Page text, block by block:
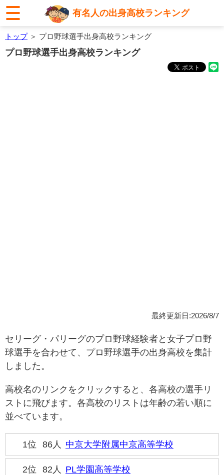
有名人の出身高校ランキング
トップ＞ プロ野球選手出身高校ランキング
プロ野球選手出身高校ランキング
最終更新日:2026/8/7
セリーグ・パリーグのプロ野球経験者と女子プロ野
球選手を合わせて、プロ野球選手の出身高校を集計
しました。
高校名のリンクをクリックすると、各高校の選手リ
ストに飛びます。各高校のリストは年齢の若い順に
並べています。
1位 86人 中京大学附属中京高等学校
2位 82人 PL学園高等学校